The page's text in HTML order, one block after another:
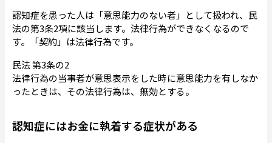
認知症を患った人は「意思能力のない者」として扱われ、民
法の第3条2項に該当します。法律行為ができなくなるので
す。「契約」は法律行為です。
民法 第3条の2
法律行為の当事者が意思表示をした時に意思能力を有しなか
ったときは、その法律行為は、無効とする。
認知症にはお金に執着する症状がある